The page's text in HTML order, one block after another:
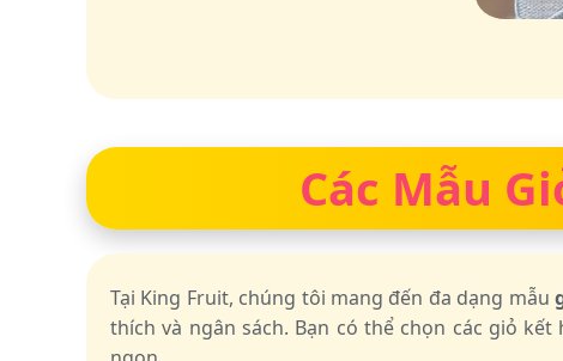
Các Mẫu
Tại King Fruit, chúng tôi mang đến đa dạng mẫu
thích và ngân sách. Bạn có thể chọn các giỏ